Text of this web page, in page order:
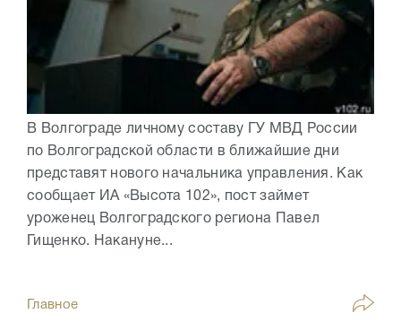
В Волгограде личному составу ГУ МВД России
по Волгоградской области в ближайшие дни
представят нового начальника управления. Как
сообщает ИА «Высота 102», пост займет
уроженец Волгоградского региона Павел
Гищенко. Накануне...
Главное